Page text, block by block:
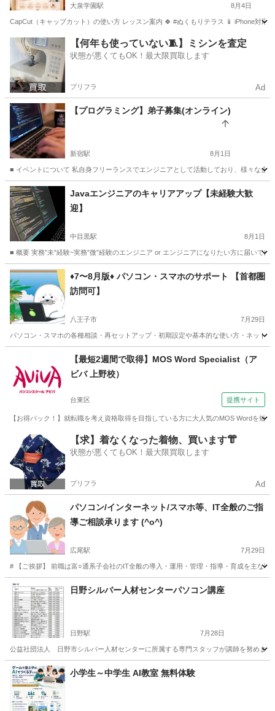
大泉学園駅 8月4日
CapCut（キャップカット）の使い方 レッスン案内 🍀 #ぬくもりテラス 📱 iPhone対
東京 練馬区 大泉学園駅 その他 レッスン
【何年も使っていない🧵】ミシンを査定
状態が悪くてもOK！最大限買取します
プリフラ Ad
【プログラミング】弟子募集(オンライン)
新宿駅 8月1日
■ イベントについて 私自身フリーランスでエンジニアとして活動しており、様々な企
東京 新宿区 プログラミング オンライン
Javaエンジニアのキャリアアップ【未経験大歓
迎】
中目黒駅 8月1日
■ 概要 実務”未”経験~実務”微”経験のエンジニア or エンジニアになりたい方に届いて
東京 渋谷区 中目黒駅 プログラミング Java
♦️7〜8月版♦️ パソコン・スマホのサポート 【首都圏
訪問可】
八王子市 7月29日
パソコン・スマホの各種相談・再セットアップ・初期設定や基本的な使い方・ネット
その他
【最短2週間で取得】MOS Word Specialist（ア
ビバ 上野校）
台東区 提携サイト
【お得パック！】就転職を考え資格取得を目指している方に大人気のMOS Wordを
東京 台東区 ワード
【求】着なくなった着物、買います👘
状態が悪くてもOK！最大限買取します
プリフラ Ad
パソコン/インターネット/スマホ等、IT全般のご指
導ご相談承ります (^o^)
広尾駅 7月29日
# 【ご挨拶】 前職は富○通系子会社のIT全般の導入・運用・管理・指導・育成を主な
東京 渋谷区 広尾駅 Windows総合 料金
日野シルバー人材センターパソコン講座
日野駅 7月28日
公益社団法人 日野市シルバー人材センターに所属する専門スタッフが講師を努めま
東京 日野市 日野駅 その他 シルバー人材センター
小学生～中学生 AI教室 無料体験